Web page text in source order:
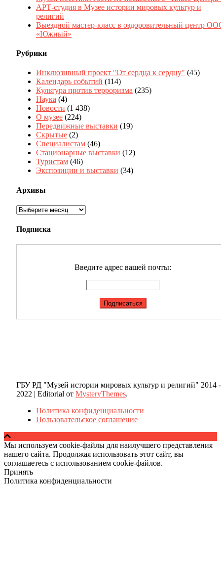
АРТ-студия в Музее истории мировых культур и
религий
Выездной мастер-класс в оздоровительный центр
«Южный»
Рубрики
Инклюзивный проект "От сердца к сердцу" (45)
Календарь событий (114)
Культура против терроризма (235)
Наука (4)
Новости (1 438)
О музее (224)
Передвижные выставки (19)
Скрытые (2)
Специалистам (46)
Стационарные выставки (12)
Туристам (46)
Экспозиции и выставки (34)
Архивы
Архивы
Подписка
Введите адрес вашей почты:
ГБУ РД "Музей истории мировых культур и религий" 2014 -
2022 | Editorial от MysteryThemes.
Политика конфиденциальности
Пользовательское соглашение
Мы используем cookie-файлы для наилучшего представления
нашего сайта. Продолжая использовать этот сайт, вы
соглашаетесь с использованием cookie-файлов.
Принять
Политика конфиденциальности